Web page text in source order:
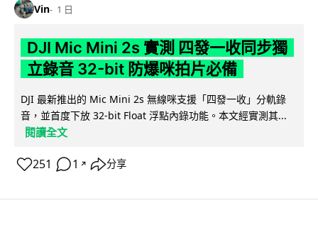
Vin 1 日
DJI Mic Mini 2s 實測 四發一收同步獨
立錄音 32-bit 防爆咪拍片必備
DJI 最新推出的 Mic Mini 2s 無線咪支援「四發一收」分軌錄
音，並首度下放 32-bit Float 浮點內錄功能。本文經實測其...
閱讀全文
251 1 ↗ 分享